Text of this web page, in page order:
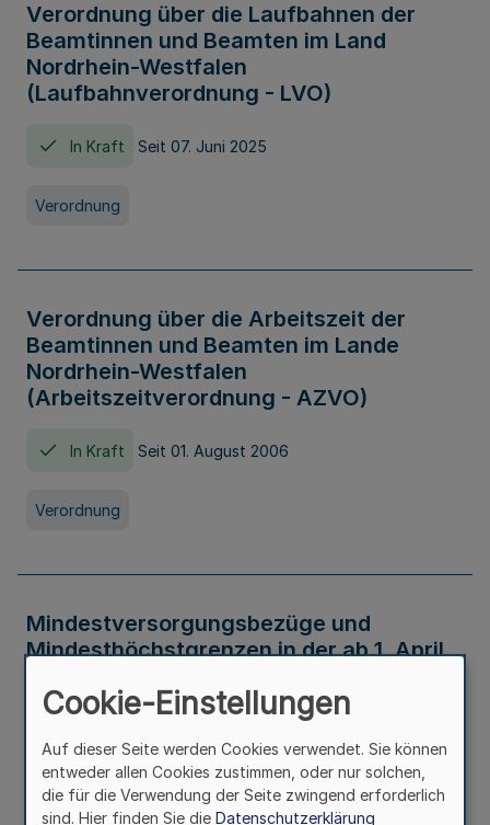
Verordnung über die Laufbahnen der
Beamtinnen und Beamten im Land
Nordrhein-Westfalen
(Laufbahnverordnung - LVO)
In Kraft Seit 07. Juni 2025
Verordnung
Verordnung über die Arbeitszeit der
Beamtinnen und Beamten im Lande
Nordrhein-Westfalen
(Arbeitszeitverordnung - AZVO)
In Kraft Seit 01. August 2006
Verordnung
Mindestversorgungsbezüge und
Mindesthöchstgrenzen in der ab 1. April
Verwaltungsvorschrift
Cookie-Einstellungen
Auf dieser Seite werden Cookies verwendet. Sie können
entweder allen Cookies zustimmen, oder nur solchen,
die für die Verwendung der Seite zwingend erforderlich
sind. Hier finden Sie die Datenschutzerklärung